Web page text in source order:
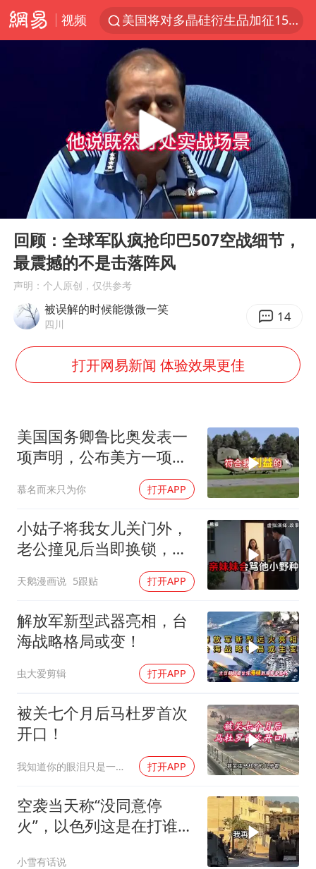
视频
美国将对多晶硅衍生品加征15%关税
改名后的“青海拉面”店
勒沃库森U17主帅盛赞赵松源
台军“汉光秀”开场闹剧多
段绚竞因公牺牲 年仅44岁
1岁宝宝碰坏纸巾盒 宝妈被索赔924元
女子开一天一夜空调后二氧化碳中毒
“空调24小时开着更省电”不实
“不建议大家买深色蛋糕”
男子结婚8年3个女儿均非亲生
男子杀人后逃进深山21年活得像野人
47岁妈妈突然产女 26岁女儿：很震惊
如何把百年大党建设得更加坚强有力？
Play
00:00 08:27
回顾：全球军队疯抢印巴507空战细节，
最震撼的不是击落阵风
声明：个人原创，仅供参考
被误解的时候能微微一笑
四川 14
打开网易新闻 体验效果更佳
美国国务卿鲁比奥发表一
项声明，公布美方一项重
慕名而来只为你 打开APP
小姑子将我女儿关门外，
老公撞见后当即换锁，将
天鹅漫画说 5跟贴 打开APP
解放军新型武器亮相，台
海战略格局或变！
虫大爱剪辑 打开APP
被关七个月后马杜罗首次
开口！
我知道你的眼泪只是一种无奈 打开APP
空袭当天称“没同意停
火”，以色列这是在打谁的
小雪有话说